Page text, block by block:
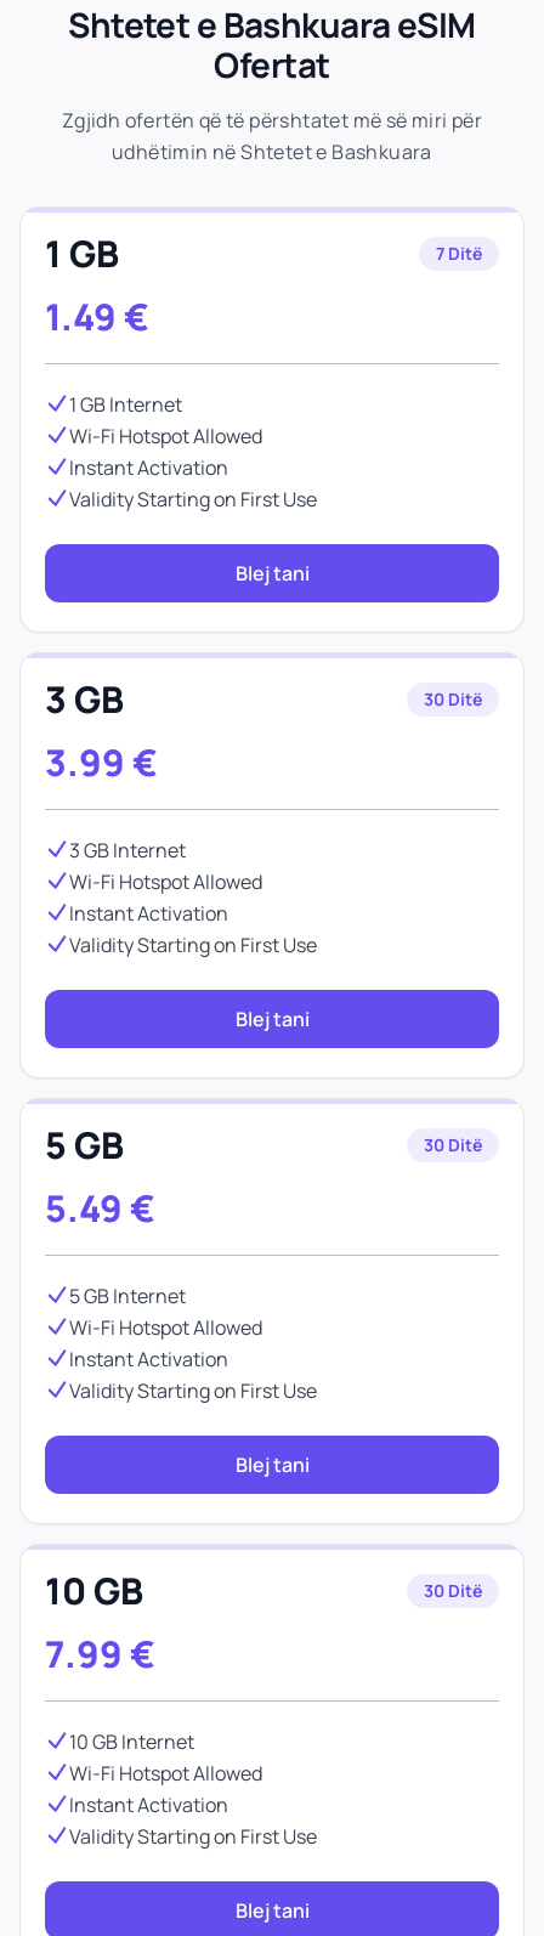
Shtetet e Bashkuara eSIM
Ofertat
Zgjidh ofertën që të përshtatet më së miri për
udhëtimin në Shtetet e Bashkuara
1 GB 7 Ditë
1.49 €
1 GB Internet
Wi-Fi Hotspot Allowed
Instant Activation
Validity Starting on First Use
Blej tani
3 GB 30 Ditë
3.99 €
3 GB Internet
Wi-Fi Hotspot Allowed
Instant Activation
Validity Starting on First Use
Blej tani
5 GB 30 Ditë
5.49 €
5 GB Internet
Wi-Fi Hotspot Allowed
Instant Activation
Validity Starting on First Use
Blej tani
10 GB 30 Ditë
7.99 €
10 GB Internet
Wi-Fi Hotspot Allowed
Instant Activation
Validity Starting on First Use
Blej tani